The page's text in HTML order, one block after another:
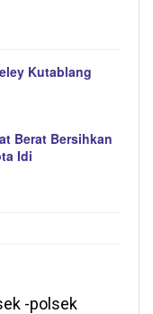
Kutablang
Berat Bersihkan
Idi
-polsek